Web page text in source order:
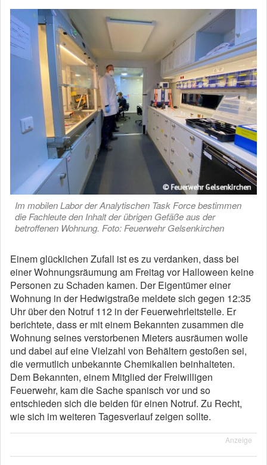
Im mobilen Labor der Analytischen Task Force bestimmen
die Fachleute den Inhalt der übrigen Gefäße aus der
betroffenen Wohnung. Foto: Feuerwehr Gelsenkirchen
Einem glücklichen Zufall ist es zu verdanken, dass bei
einer Wohnungsräumung am Freitag vor Halloween keine
Personen zu Schaden kamen. Der Eigentümer einer
Wohnung in der Hedwigstraße meldete sich gegen 12:35
Uhr über den Notruf 112 in der Feuerwehrleitstelle. Er
berichtete, dass er mit einem Bekannten zusammen die
Wohnung seines verstorbenen Mieters ausräumen wolle
und dabei auf eine Vielzahl von Behältern gestoßen sei,
die vermutlich unbekannte Chemikalien beinhalteten.
Dem Bekannten, einem Mitglied der Freiwilligen
Feuerwehr, kam die Sache spanisch vor und so
entschieden sich die beiden für einen Notruf. Zu Recht,
wie sich im weiteren Tagesverlauf zeigen sollte.
Anzeige